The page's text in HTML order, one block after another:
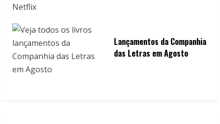
Lançamentos da Companhia
das Letras em Agosto